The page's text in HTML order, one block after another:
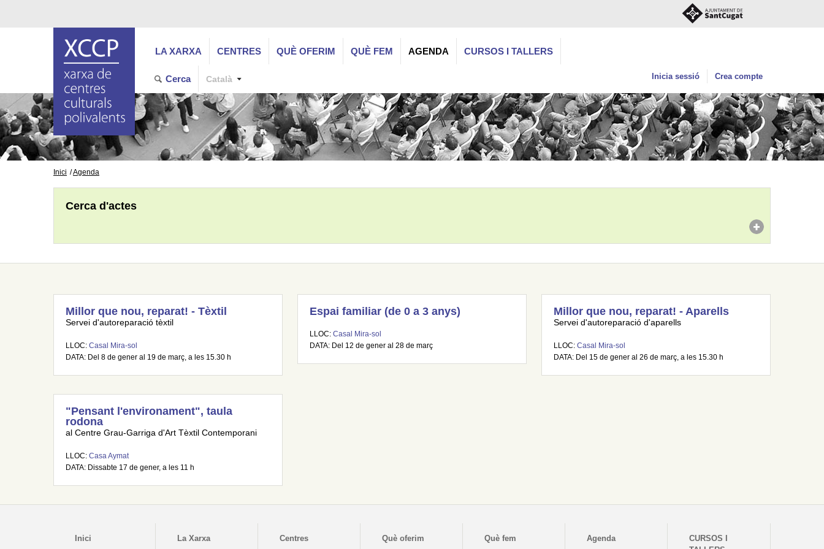
LA XARXA CENTRES QUÈ OFERIM QUÈ FEM AGENDA CURSOS I TALLERS
Cerca Català Inicia sessió Crea compte
Inici Agenda
Cerca d'actes
Millor que nou, reparat! - Tèxtil
Servei d'autoreparació tèxtil
LLOC: Casal Mira-sol
DATA: Del 8 de gener al 19 de març, a les 15.30 h
Espai familiar (de 0 a 3 anys)
LLOC: Casal Mira-sol
DATA: Del 12 de gener al 28 de març
Millor que nou, reparat! - Aparells
Servei d'autoreparació d'aparells
LLOC: Casal Mira-sol
DATA: Del 15 de gener al 26 de març, a les 15.30 h
"Pensant l'environament", taula
rodona
al Centre Grau-Garriga d'Art Tèxtil Contemporani
LLOC: Casa Aymat
DATA: Dissabte 17 de gener, a les 11 h
Inici La Xarxa Centres Què oferim Què fem Agenda
CURSOS I